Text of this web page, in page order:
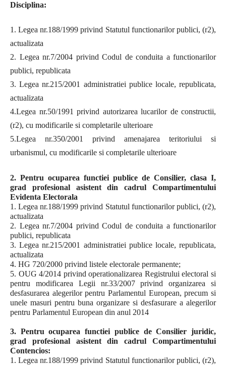
Disciplina:
1. Legea nr.188/1999 privind Statutul functionarilor publici, (r2),
actualizata
2. Legea nr.7/2004 privind Codul de conduita a functionarilor
publici, republicata
3. Legea nr.215/2001 administratiei publice locale, republicata,
actualizata
4.Legea nr.50/1991 privind autorizarea lucarilor de constructii,
(r2), cu modificarile si completarile ulterioare
5.Legea nr.350/2001 privind amenajarea teritoriului si
urbanismul, cu modificarile si completarile ulterioare
2. Pentru ocuparea functiei publice de Consilier, clasa I,
grad profesional asistent din cadrul Compartimentului
Evidenta Electorala
1. Legea nr.188/1999 privind Statutul functionarilor publici, (r2),
actualizata
2. Legea nr.7/2004 privind Codul de conduita a functionarilor
publici, republicata
3. Legea nr.215/2001 administratiei publice locale, republicata,
actualizata
4. HG 720/2000 privind listele electorale permanente;
5. OUG 4/2014 privind operationalizarea Registrului electoral si
pentru modificarea Legii nr.33/2007 privind organizarea si
desfasurarea alegerilor pentru Parlamentul European, precum si
unele masuri pentru buna organizare si desfasurare a alegerilor
pentru Parlamentul European din anul 2014
3. Pentru ocuparea functiei publice de Consilier juridic,
grad profesional asistent din cadrul Compartimentului
Contencios:
1. Legea nr.188/1999 privind Statutul functionarilor publici, (r2),